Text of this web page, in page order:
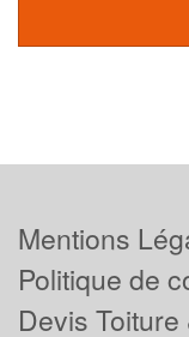
Mentions
Politique de
Devis